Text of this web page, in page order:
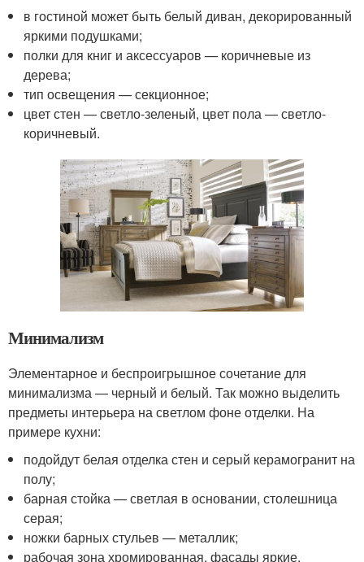
в гостиной может быть белый диван, декорированный
яркими подушками;
полки для книг и аксессуаров — коричневые из
дерева;
тип освещения — секционное;
цвет стен — светло-зеленый, цвет пола — светло-
коричневый.
Минимализм
Элементарное и беспроигрышное сочетание для
минимализма — черный и белый. Так можно выделить
предметы интерьера на светлом фоне отделки. На
примере кухни:
подойдут белая отделка стен и серый керамогранит на
полу;
барная стойка — светлая в основании, столешница
серая;
ножки барных стульев — металлик;
рабочая зона хромированная, фасады яркие.